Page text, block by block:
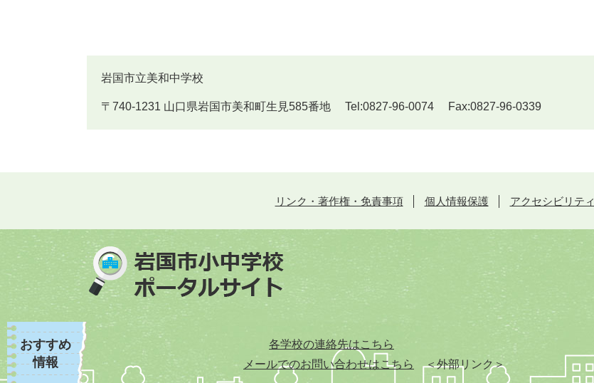
岩国市立美和中学校
〒740-1231 山口県岩国市美和町生見585番地 Tel:0827-96-0074 Fax:0827-96-0339
リンク・著作権・免責事項 個人情報保護 アクセシビリティ
各学校の連絡先はこちら
メールでのお問い合わせはこちら
＜外部リンク＞
おすすめ
情報